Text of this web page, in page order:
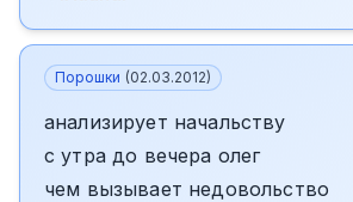
Порошки (02.03.2012)
анализирует начальству
с утра до вечера олег
чем вызывает недовольство